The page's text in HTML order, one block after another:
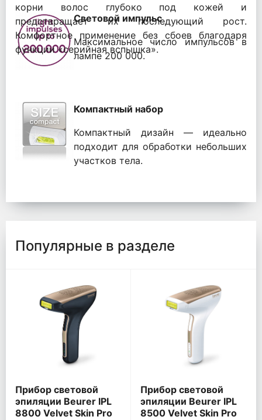
корни волос глубоко под кожей и
предотвращает их последующий рост.
Комфортное применение без сбоев благодаря
функции «серийная вспышка».
Световой импульс
Максимальное число импульсов в
лампе 200 000.
Компактный набор
Компактный дизайн — идеально
подходит для обработки небольших
участков тела.
Популярные в разделе
Прибор световой
эпиляции Beurer IPL
8800 Velvet Skin Pro
Прибор световой
эпиляции Beurer IPL
8500 Velvet Skin Pro